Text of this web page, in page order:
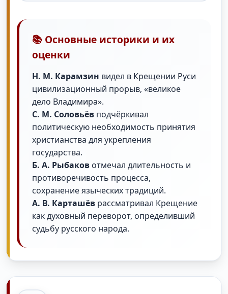
📚 Основные историки и их
оценки
Н. М. Карамзин видел в Крещении Руси
цивилизационный прорыв, «великое
дело Владимира».
С. М. Соловьёв подчёркивал
политическую необходимость принятия
христианства для укрепления
государства.
Б. А. Рыбаков отмечал длительность и
противоречивость процесса,
сохранение языческих традиций.
А. В. Карташёв рассматривал Крещение
как духовный переворот, определивший
судьбу русского народа.